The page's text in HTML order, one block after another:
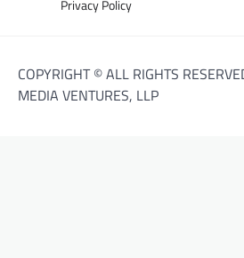
Privacy Policy
COPYRIGHT © ALL RIGHTS
MEDIA VENTURES, LLP